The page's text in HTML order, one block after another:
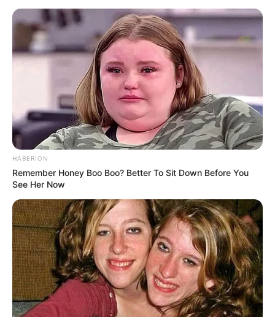
HABERION
Remember Honey Boo Boo? Better To Sit Down Before You
See Her Now